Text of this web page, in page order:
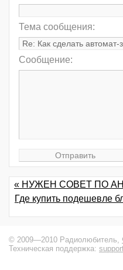
Тема сообщения:
Сообщение:
« НУЖЕН СОВЕТ ПО
Где купить подешевле
© 2009—2010 Радиолюбитель,
Техническая поддержка: